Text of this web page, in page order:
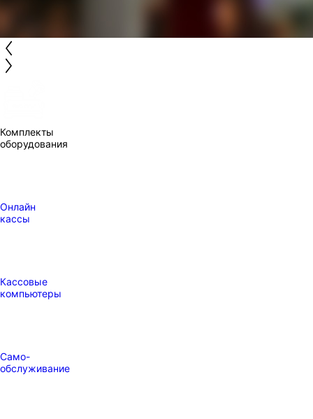
Комплекты
оборудования
Онлайн
кассы
Кассовые
компьютеры
Само-
обслуживание